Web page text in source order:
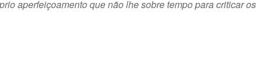
aperfeiçoamento que não lhe sobre tempo para criticar